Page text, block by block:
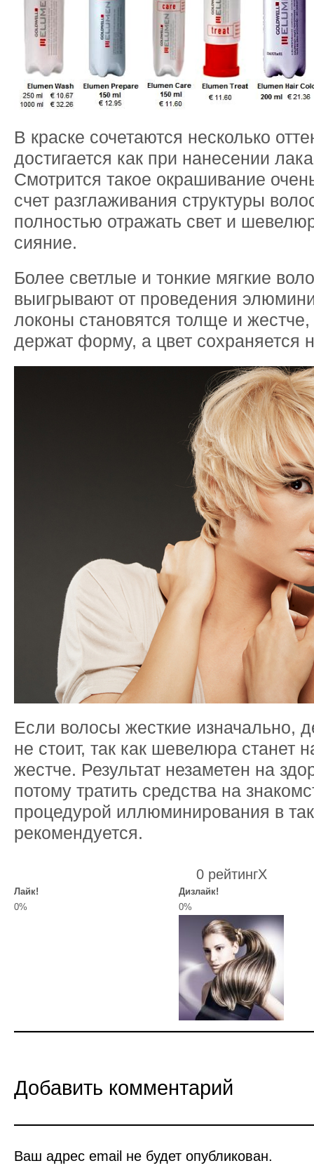
В краске сочетаются несколько
достигается как при нанесении
Смотрится такое окрашивание
счет разглаживания структуры
полностью отражать свет и
сияние.
Более светлые и тонкие мягкие
выигрывают от проведения
локоны становятся толще и жестче,
держат форму, а цвет сохраняется
Если волосы жесткие изначально,
не стоит, так как шевелюра станет
жестче. Результат незаметен на
потому тратить средства на
процедурой иллюминирования в
рекомендуется.
0 рейтингX
Лайк!
Дизлайк!
0%
0%
Добавить комментарий
Ваш адрес email не будет опубликован.